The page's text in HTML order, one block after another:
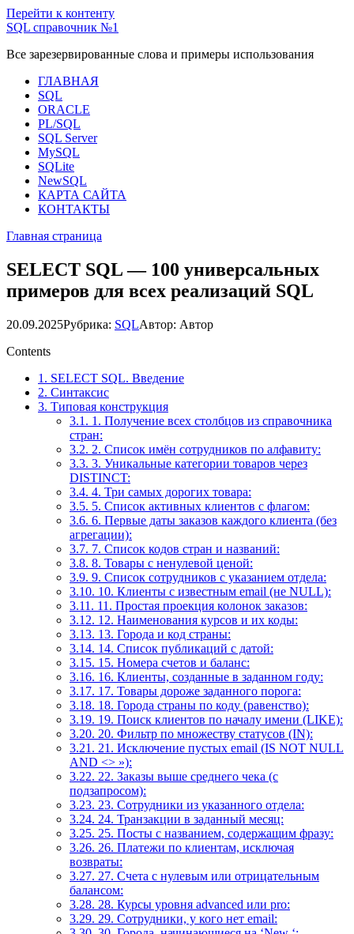
Перейти к контенту
SQL справочник №1
Все зарезервированные слова и примеры использования
ГЛАВНАЯ
SQL
ORACLE
PL/SQL
SQL Server
MySQL
SQLite
NewSQL
КАРТА САЙТА
КОНТАКТЫ
Главная страница
SELECT SQL — 100 универсальных
примеров для всех реализаций SQL
20.09.2025Рубрика: SQLАвтор: Автор
Contents
1. SELECT SQL. Введение
2. Синтаксис
3. Типовая конструкция
3.1. 1. Получение всех столбцов из справочника
стран:
3.2. 2. Список имён сотрудников по алфавиту:
3.3. 3. Уникальные категории товаров через
DISTINCT:
3.4. 4. Три самых дорогих товара:
3.5. 5. Список активных клиентов с флагом:
3.6. 6. Первые даты заказов каждого клиента (без
агрегации):
3.7. 7. Список кодов стран и названий:
3.8. 8. Товары с ненулевой ценой:
3.9. 9. Список сотрудников с указанием отдела:
3.10. 10. Клиенты с известным email (не NULL):
3.11. 11. Простая проекция колонок заказов:
3.12. 12. Наименования курсов и их коды:
3.13. 13. Города и код страны:
3.14. 14. Список публикаций с датой:
3.15. 15. Номера счетов и баланс:
3.16. 16. Клиенты, созданные в заданном году:
3.17. 17. Товары дороже заданного порога:
3.18. 18. Города страны по коду (равенство):
3.19. 19. Поиск клиентов по началу имени (LIKE):
3.20. 20. Фильтр по множеству статусов (IN):
3.21. 21. Исключение пустых email (IS NOT NULL
AND <> »):
3.22. 22. Заказы выше среднего чека (с
подзапросом):
3.23. 23. Сотрудники из указанного отдела:
3.24. 24. Транзакции в заданный месяц:
3.25. 25. Посты с названием, содержащим фразу:
3.26. 26. Платежи по клиентам, исключая
возвраты:
3.27. 27. Счета с нулевым или отрицательным
балансом:
3.28. 28. Курсы уровня advanced или pro:
3.29. 29. Сотрудники, у кого нет email: